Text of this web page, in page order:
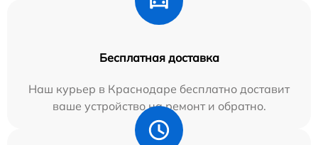
Бесплатная доставка
Наш курьер в Краснодаре бесплатно доставит
ваше устройство на ремонт и обратно.